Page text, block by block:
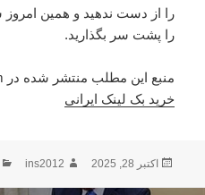
را از دست ندهید و همین امروز
را پشت سر بگذارید.
منبع این مطلب منتشر شده در behtarinbacklink.com —
خرید بک لینک ایرانی
ارسال
اکتبر 28, 2025 نویسنده
ins2012